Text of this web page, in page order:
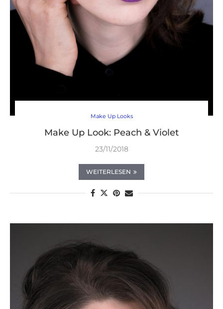
Make Up Looks
Make Up Look: Peach & Violet
23/11/2018
WEITERLESEN